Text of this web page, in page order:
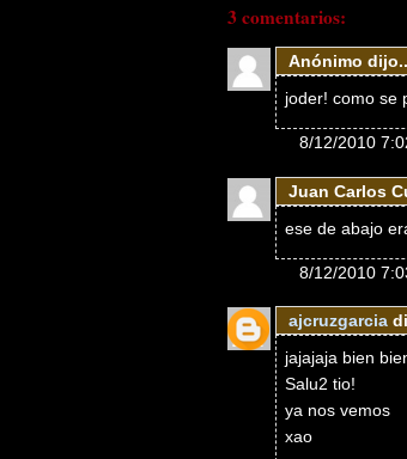
3 comentarios:
Anónimo
joder! como se
8/12/2010
Juan Carlos
ese de abajo
8/12/2010
ajcruzgarcia
jajajaja bien
Salu2 tio!
ya nos vemos
xao